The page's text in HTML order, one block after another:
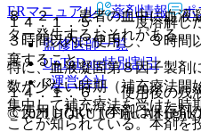
１４．１．５． 一度溶解し
３時間以内に使用し、３時間
棄すること。
１４．１．６． 使用後の残
で使用しない（本剤は保存剤
８．２． 患者の血中に血液
ター発生するおそれがある。
特に、血液凝固第８因子製剤
数が少ない時期（補充療法開
集中して補充療法を受けた時
ことが知られている。本剤を
ERマニュアル
薬剤情報 ポ
監修医師一覧
UpToDate特別割引
運営会社
© 2021 HOKUTO Inc. All rights